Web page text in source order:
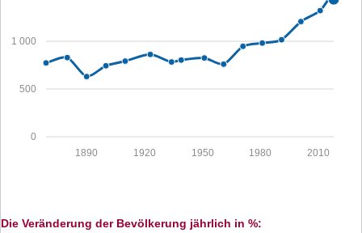
0
500
1 000
2010
1980
1950
1920
1890
Die Veränderung der Bevölkerung jährlich in %: